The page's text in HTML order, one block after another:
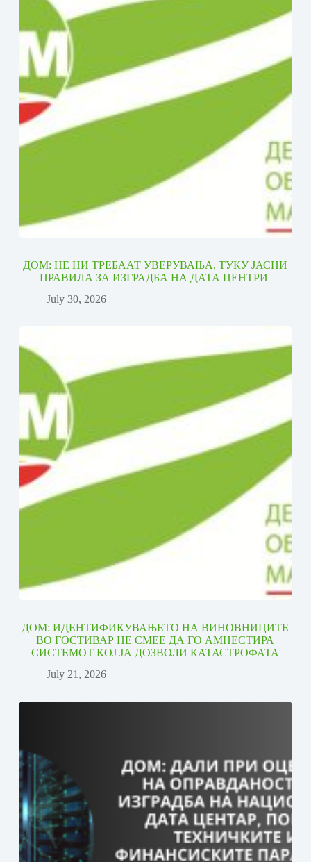
ДОМ: НЕ НИ ТРЕБААТ УВЕРУВАЊА, ТУКУ ЈАСНИ
ПРАВИЛА ЗА ИЗГРАДБА НА ДАТА ЦЕНТРИ
July 30, 2026
ДОМ: ИДЕНТИФИКУВАЊЕТО НА ВИНОВНИЦИТЕ
ВО ГОСТИВАР НЕ СМЕЕ ДА ГО АМНЕСТИРА
СИСТЕМОТ КОЈ ЈА ДОЗВОЛИ КАТАСТРОФАТА
July 21, 2026